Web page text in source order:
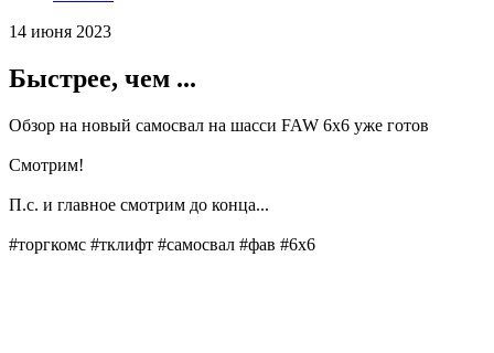
14 июня 2023
Быстрее, чем ...
Обзор на новый самосвал на шасси FAW 6х6 уже готов
Смотрим!
П.с. и главное смотрим до конца...
#торгкомс #тклифт #самосвал #фав #6х6